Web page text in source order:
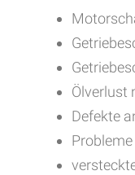
Ölverlust
Defekte